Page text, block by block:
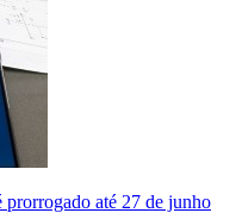
prorrogado até 27 de junho